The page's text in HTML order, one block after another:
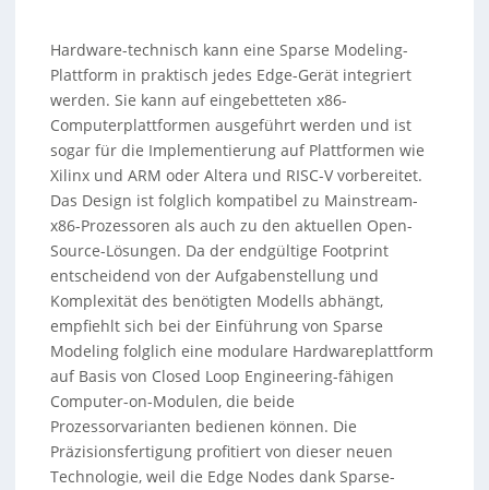
Hardware-technisch kann eine Sparse Modeling-
Plattform in praktisch jedes Edge-Gerät integriert
werden. Sie kann auf eingebetteten x86-
Computerplattformen ausgeführt werden und ist
sogar für die Implementierung auf Plattformen wie
Xilinx und ARM oder Altera und RISC-V vorbereitet.
Das Design ist folglich kompatibel zu Mainstream-
x86-Prozessoren als auch zu den aktuellen Open-
Source-Lösungen. Da der endgültige Footprint
entscheidend von der Aufgabenstellung und
Komplexität des benötigten Modells abhängt,
empfiehlt sich bei der Einführung von Sparse
Modeling folglich eine modulare Hardwareplattform
auf Basis von Closed Loop Engineering-fähigen
Computer-on-Modulen, die beide
Prozessorvarianten bedienen können. Die
Präzisionsfertigung profitiert von dieser neuen
Technologie, weil die Edge Nodes dank Sparse-